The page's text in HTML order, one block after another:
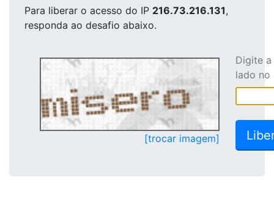
Para liberar o acesso do IP 216.73.216.131,
responda ao desafio abaixo.
[trocar imagem]
Digite
lado no